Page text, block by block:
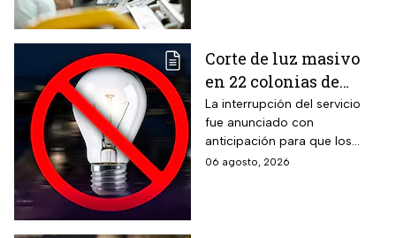
Corte de luz masivo
en 22 colonias de
México; zonas
afectadas hoy 7 de
agosto
La interrupción del servicio
fue anunciado con
anticipación para que los
usuarios puedan tomar las
06 agosto, 2026